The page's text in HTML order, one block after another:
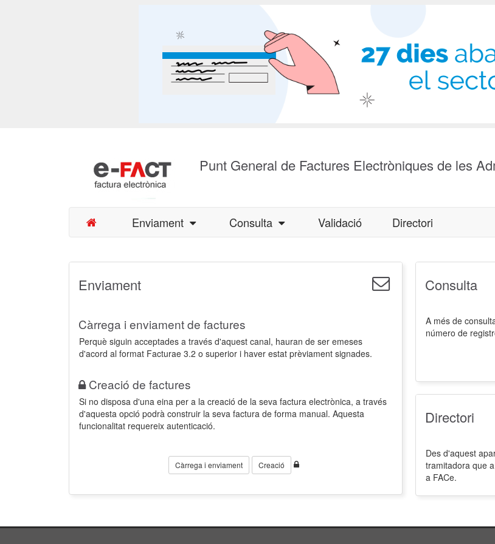
Punt General de Factures Electròniques de les
Enviament Consulta Validació Directori
Enviament
Càrrega i enviament de factures
Perquè siguin acceptades a través d'aquest canal, hauran de ser emeses
d'acord al format Facturae 3.2 o superior i haver estat prèviament signades.
Creació de factures
Si no disposa d'una eina per a la creació de la seva factura electrònica, a través
d'aquesta opció podrà construir la seva factura de forma manual. Aquesta
funcionalitat requereix autenticació.
Càrrega i enviament Creació
Consulta
A més de
número de
Directori
Des d'aquest
tramitadora que
a FACe.